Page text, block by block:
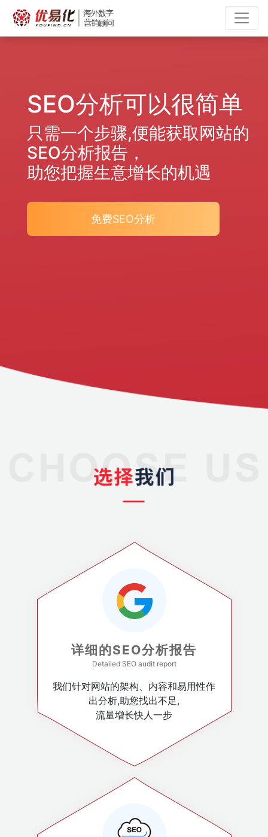
SEO分析可以很简单
只需一个步骤,便能获取网站的
SEO分析报告，
助您把握生意增长的机遇
免费SEO分析
详细的SEO分析报告
Detailed SEO audit report
我们针对网站的架构、内容和易用性作
出分析,助您找出不足,
流量增长快人一步